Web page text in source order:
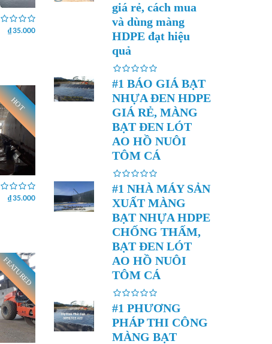
₫ 35.000
HOT
₫ 35.000
FEATURED
giá rẻ, cách mua
và dùng màng
HDPE đạt hiệu
quả
#1 BÁO GIÁ BẠT
NHỰA ĐEN HDPE
GIÁ RẺ, MÀNG
BẠT ĐEN LÓT
AO HỒ NUÔI
TÔM CÁ
#1 NHÀ MÁY SẢN
XUẤT MÀNG
BẠT NHỰA HDPE
CHỐNG THẤM,
BẠT ĐEN LÓT
AO HỒ NUÔI
TÔM CÁ
#1 PHƯƠNG
PHÁP THI CÔNG
MÀNG BẠT